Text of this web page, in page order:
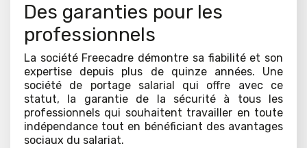
Des garanties pour les
professionnels
La société Freecadre démontre sa fiabilité et son
expertise depuis plus de quinze années. Une
société de portage salarial qui offre avec ce
statut, la garantie de la sécurité à tous les
professionnels qui souhaitent travailler en toute
indépendance tout en bénéficiant des avantages
sociaux du salariat.